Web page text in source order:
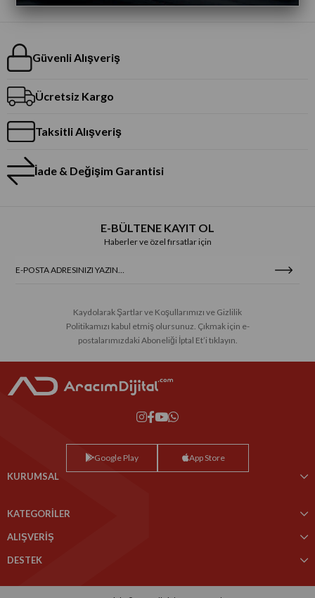
Güvenli Alışveriş
Ücretsiz Kargo
Taksitli Alışveriş
İade & Değişim Garantisi
E-BÜLTENE KAYIT OL
Haberler ve özel fırsatlar için
Kaydolarak Şartlar ve Koşullarımızı ve Gizlilik
Politikamızı kabul etmiş olursunuz. Çıkmak için e-
postalarımızdaki Aboneliği İptal Et’i tıklayın.
Google Play App Store
KURUMSAL
KATEGORİLER
ALIŞVERİŞ
DESTEK